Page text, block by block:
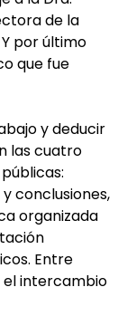
de la
por último
que fue
y deducir
las cuatro
conclusiones,
organizada
Entre
el intercambio